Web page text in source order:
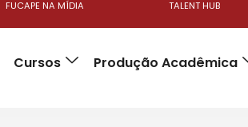
FUCAPE NA MÍDIA TALENT HUB
Cursos Produção Acadêmica